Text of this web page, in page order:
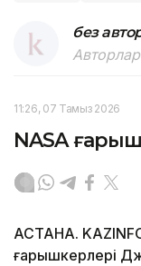
без
Авторлар
11:26, 07 Тамыз 2026
NASA
АСТАНА.
ғарышкерлері